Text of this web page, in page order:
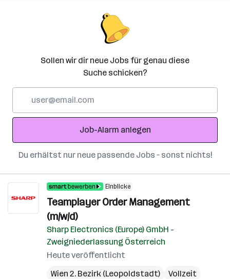
Sollen wir dir neue Jobs für genau diese
Suche schicken?
Adresse
Job-Alarm anlegen
Du erhältst nur neue passende Jobs – sonst nichts!
Einblicke
Teamplayer Order Management
(m/w/d)
Sharp Electronics (Europe) GmbH -
Zweigniederlassung Österreich
Heute veröffentlicht
Wien 2. Bezirk (Leopoldstadt)
Vollzeit